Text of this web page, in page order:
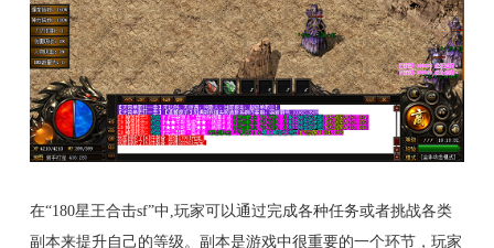
在“180星王合击sf”中,玩家可以通过完成各种任务或者挑战各类
副本来提升自己的等级。副本是游戏中很重要的一个环节，玩家